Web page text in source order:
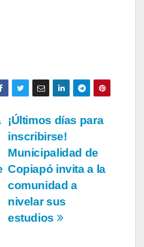
¡Últimos días para
inscribirse!
Municipalidad de
Copiapó invita a la
comunidad a
nivelar sus
estudios